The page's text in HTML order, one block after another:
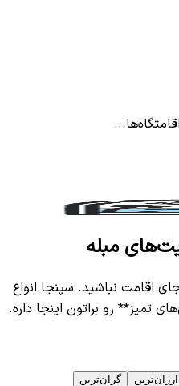
مبله
اقامت نباشید. سپنجا انواع
تمیز** رو براتون اینجا داره.
ارزان‌ترین گران‌ترین